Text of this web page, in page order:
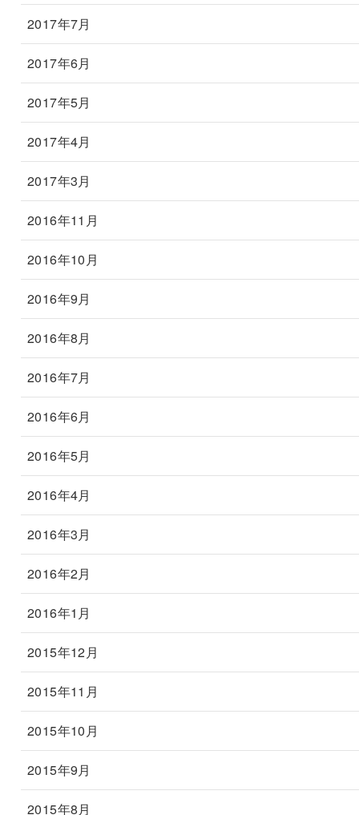
2017年7月
2017年6月
2017年5月
2017年4月
2017年3月
2016年11月
2016年10月
2016年9月
2016年8月
2016年7月
2016年6月
2016年5月
2016年4月
2016年3月
2016年2月
2016年1月
2015年12月
2015年11月
2015年10月
2015年9月
2015年8月